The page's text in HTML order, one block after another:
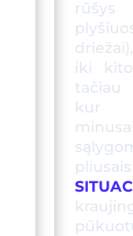
rūšys
iki
tačiau
kur